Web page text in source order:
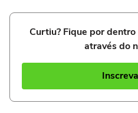
Curtiu? Fique por
através do